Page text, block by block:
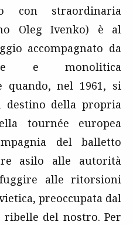
con straordinaria
Oleg Ivenko) è al
accompagnato da
e monolitica
quando, nel 1961, si
della propria
tournée europea
del balletto
asilo alle autorità
alle ritorsioni
preoccupata dal
ribelle del nostro. Per